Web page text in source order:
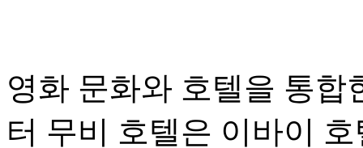
영화 문화와 호텔을 통합
터 무비 호텔은 이바이